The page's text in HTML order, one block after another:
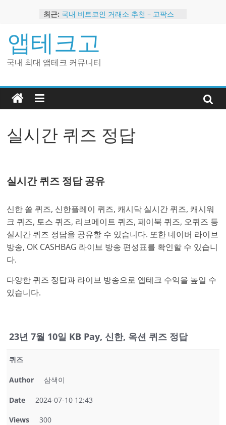
content
최근: 국내 비트코인 거래소 추천 – 고팍스
트
2024 강력히 추천하는 은행 멤버십 현
금 앱테크
해외 코인 거래소 추천 순위 BEST 2
앱테크고
국내 최대 앱테크 커뮤니티
실시간 퀴즈 정답
실시간 퀴즈 정답 공유
신한 쏠 퀴즈, 신한플레이 퀴즈, 캐시닥 실시간 퀴즈, 캐시워
크 퀴즈, 토스 퀴즈, 리브메이트 퀴즈, 페이북 퀴즈, 오퀴즈 등
실시간 퀴즈 정답을 공유할 수 있습니다. 또한 네이버 라이브
방송, OK CASHBAG 라이브 방송 편성표를 확인할 수 있습니
다.
다양한 퀴즈 정답과 라이브 방송으로 앱테크 수익을 높일 수
있습니다.
23년 7월 10일 KB Pay, 신한, 옥션 퀴즈 정답
퀴즈
Author 삼색이
Date 2024-07-10 12:43
Views 300